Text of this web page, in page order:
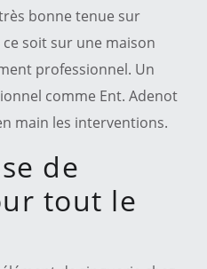
bonne tenue sur
soit sur une maison
professionnel. Un
comme Ent. Adenot
main les interventions.
de
tout le